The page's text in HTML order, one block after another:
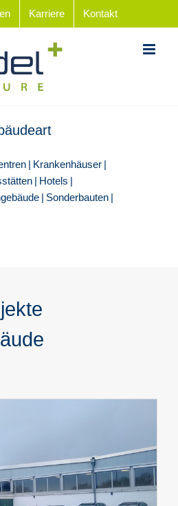
Karriere Kontakt
Krankenhäuser
Hotels
Sonderbauten